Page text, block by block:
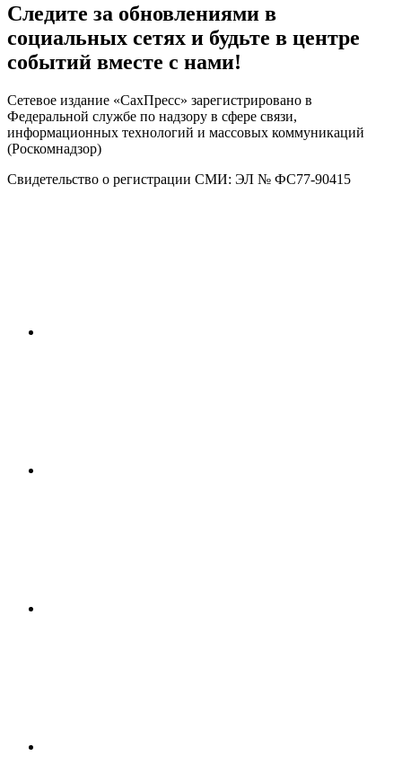
Следите за обновлениями в
социальных сетях и будьте в центре
событий вместе с нами!
Сетевое издание «СахПресс» зарегистрировано в
Федеральной службе по надзору в сфере связи,
информационных технологий и массовых коммуникаций
(Роскомнадзор)
Свидетельство о регистрации СМИ: ЭЛ № ФС77-90415